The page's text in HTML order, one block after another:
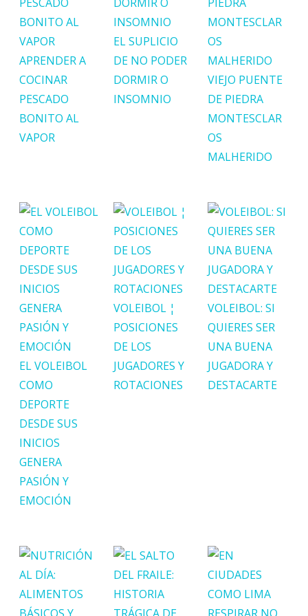
APRENDER A
COCINAR
PESCADO
BONITO AL
VAPOR
EL SUPLICIO
DE NO PODER
DORMIR O
INSOMNIO
VIEJO PUENTE
DE PIEDRA
MONTESCLAR
OS
MALHERIDO
EL VOLEIBOL
COMO
DEPORTE
DESDE SUS
INICIOS
GENERA
PASIÓN Y
EMOCIÓN
VOLEIBOL ¦
POSICIONES
DE LOS
JUGADORES Y
ROTACIONES
VOLEIBOL: SI
QUIERES SER
UNA BUENA
JUGADORA Y
DESTACARTE